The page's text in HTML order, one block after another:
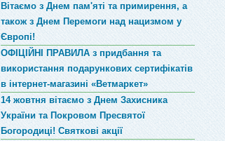
Вітаємо з Днем пам'яті та примирення, а
також з Днем Перемоги над нацизмом у
Європі!
ОФІЦІЙНІ ПРАВИЛА з придбання та
використання подарункових сертифікатів
в інтернет-магазині «Ветмаркет»
14 жовтня вітаємо з Днем Захисника
України та Покровом Пресвятої
Богородиці! Святкові акції